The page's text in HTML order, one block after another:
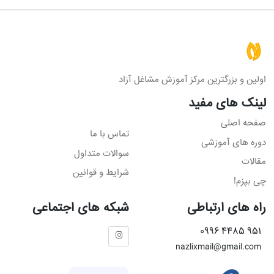
اولین و بزرگترین مرکز آموزش مشاغل آزاد
لینک های مفید
صفحه اصلی
دوره های آموزشی
مقالات
چی بپزم!
تماس با ما
سوالات متداول
شرایط و قوانین
راه های ارتباطی
951 4485 0996
nazlixmail@gmail.com
شبکه های اجتماعی